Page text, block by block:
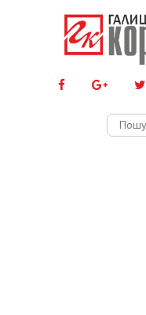
Пошук: